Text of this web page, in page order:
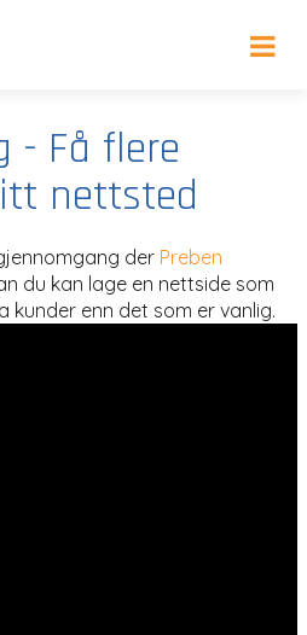
- Få flere
nettsted
der Preben
du kan lage en nettside som
kunder enn det som er vanlig.